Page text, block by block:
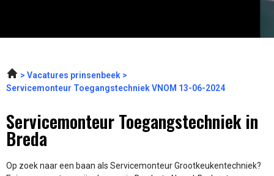
Vacatures prinsenbeek
Servicemonteur Toegangstechniek VNOM 13-06-2024
Servicemonteur Toegangstechniek in
Breda
Op zoek naar een baan als Servicemonteur Grootkeukentechniek?